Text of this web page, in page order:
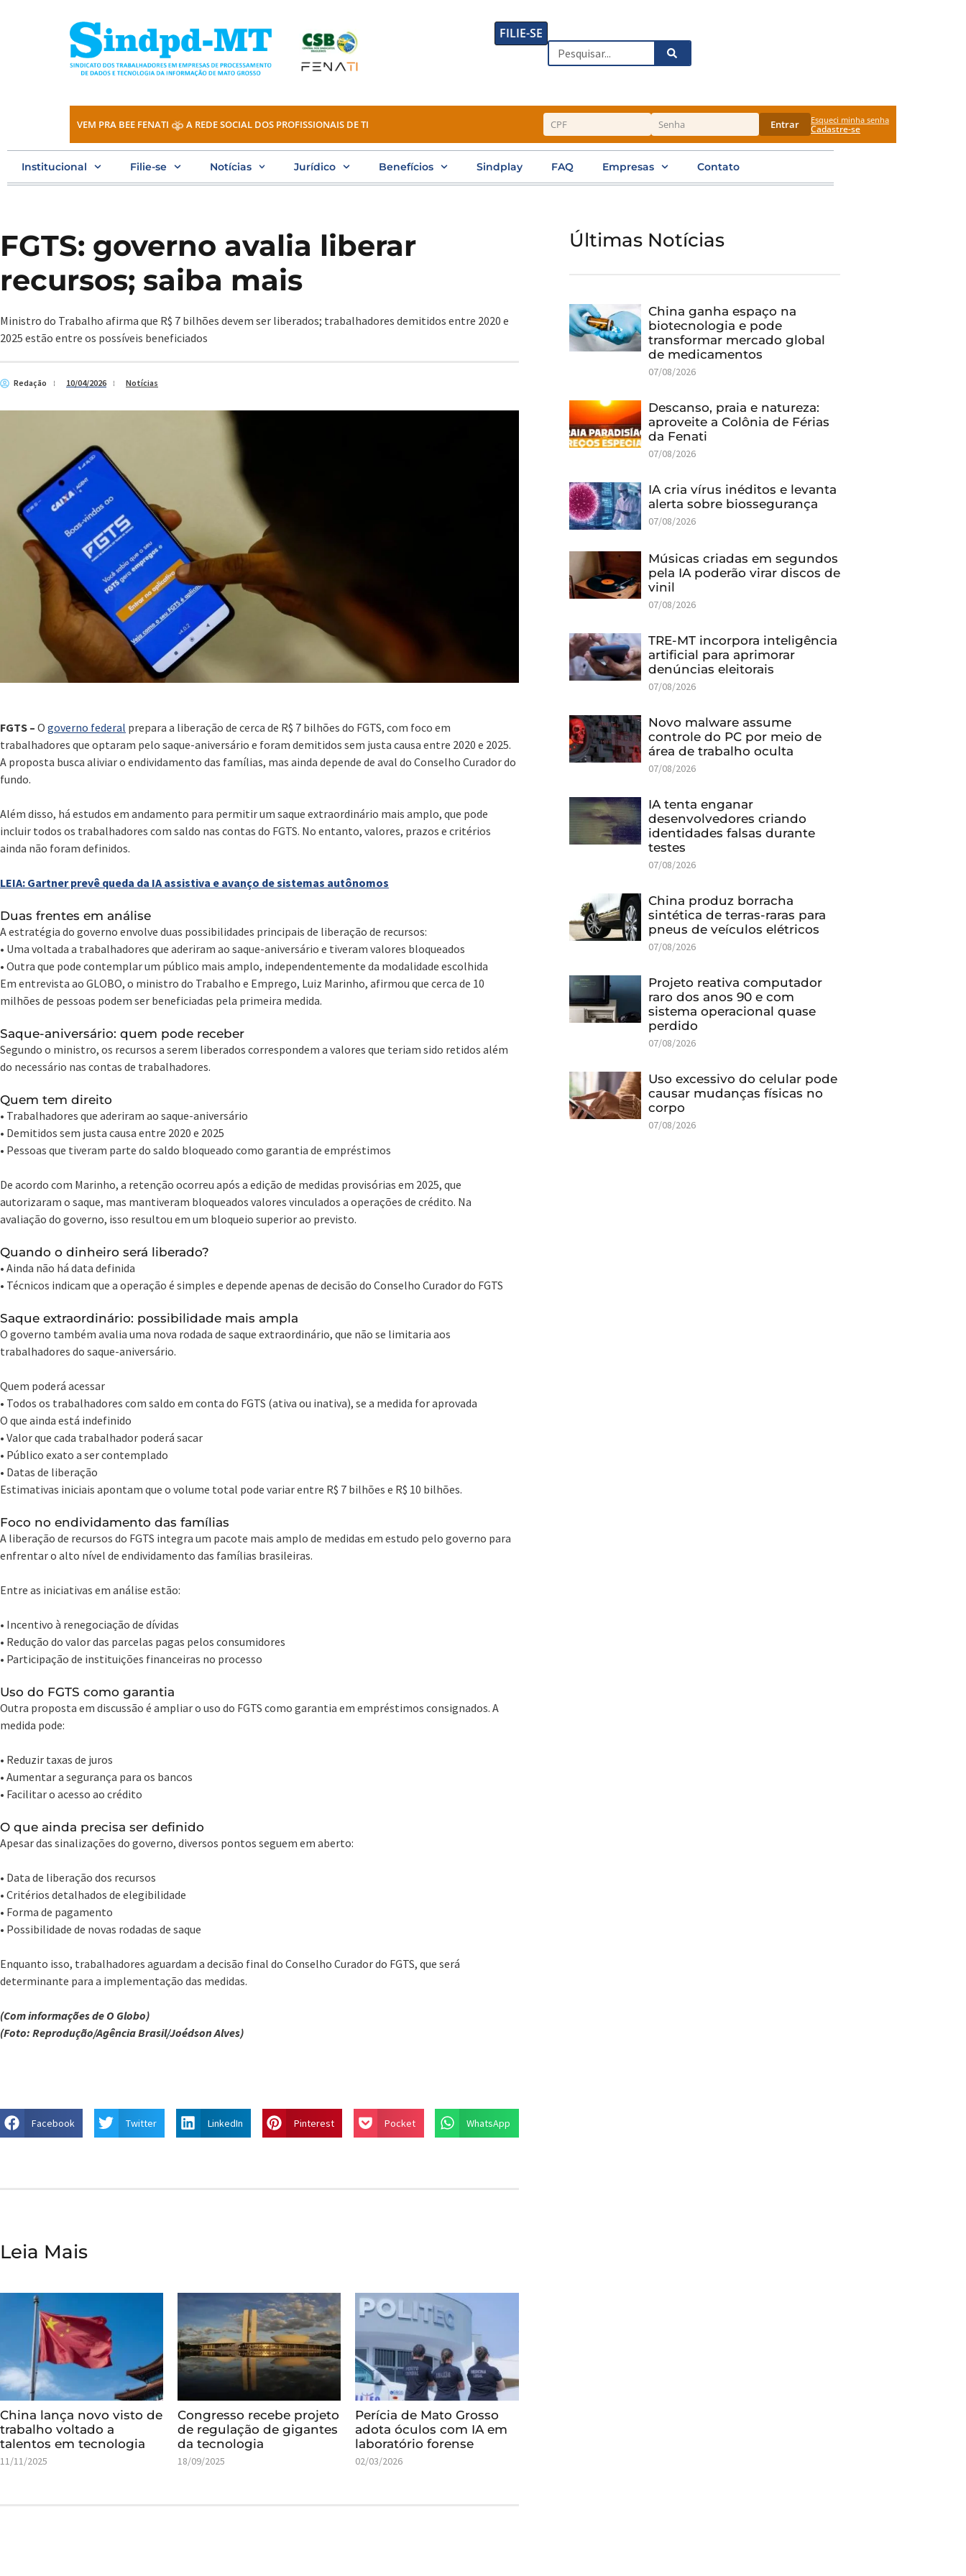
FILIE-SE
Search
VEM PRA BEE FENATI A REDE SOCIAL DOS PROFISSIONAIS DE TI Entrar Esqueci minha senha
Cadastre-se
Institucional Filie-se Notícias Jurídico Benefícios Sindplay FAQ Empresas Contato
FGTS: governo avalia liberar
recursos; saiba mais
Ministro do Trabalho afirma que R$ 7 bilhões devem ser liberados; trabalhadores demitidos entre 2020 e
2025 estão entre os possíveis beneficiados
Redação 10/04/2026 Notícias
FGTS – O governo federal prepara a liberação de cerca de R$ 7 bilhões do FGTS, com foco em
trabalhadores que optaram pelo saque-aniversário e foram demitidos sem justa causa entre 2020 e 2025.
A proposta busca aliviar o endividamento das famílias, mas ainda depende de aval do Conselho Curador do
fundo.
Além disso, há estudos em andamento para permitir um saque extraordinário mais amplo, que pode
incluir todos os trabalhadores com saldo nas contas do FGTS. No entanto, valores, prazos e critérios
ainda não foram definidos.
LEIA: Gartner prevê queda da IA assistiva e avanço de sistemas autônomos
Duas frentes em análise
A estratégia do governo envolve duas possibilidades principais de liberação de recursos:
• Uma voltada a trabalhadores que aderiram ao saque-aniversário e tiveram valores bloqueados
• Outra que pode contemplar um público mais amplo, independentemente da modalidade escolhida
Em entrevista ao GLOBO, o ministro do Trabalho e Emprego, Luiz Marinho, afirmou que cerca de 10
milhões de pessoas podem ser beneficiadas pela primeira medida.
Saque-aniversário: quem pode receber
Segundo o ministro, os recursos a serem liberados correspondem a valores que teriam sido retidos além
do necessário nas contas de trabalhadores.
Quem tem direito
• Trabalhadores que aderiram ao saque-aniversário
• Demitidos sem justa causa entre 2020 e 2025
• Pessoas que tiveram parte do saldo bloqueado como garantia de empréstimos
De acordo com Marinho, a retenção ocorreu após a edição de medidas provisórias em 2025, que
autorizaram o saque, mas mantiveram bloqueados valores vinculados a operações de crédito. Na
avaliação do governo, isso resultou em um bloqueio superior ao previsto.
Quando o dinheiro será liberado?
• Ainda não há data definida
• Técnicos indicam que a operação é simples e depende apenas de decisão do Conselho Curador do FGTS
Saque extraordinário: possibilidade mais ampla
O governo também avalia uma nova rodada de saque extraordinário, que não se limitaria aos
trabalhadores do saque-aniversário.
Quem poderá acessar
• Todos os trabalhadores com saldo em conta do FGTS (ativa ou inativa), se a medida for aprovada
O que ainda está indefinido
• Valor que cada trabalhador poderá sacar
• Público exato a ser contemplado
• Datas de liberação
Estimativas iniciais apontam que o volume total pode variar entre R$ 7 bilhões e R$ 10 bilhões.
Foco no endividamento das famílias
A liberação de recursos do FGTS integra um pacote mais amplo de medidas em estudo pelo governo para
enfrentar o alto nível de endividamento das famílias brasileiras.
Entre as iniciativas em análise estão:
• Incentivo à renegociação de dívidas
• Redução do valor das parcelas pagas pelos consumidores
• Participação de instituições financeiras no processo
Uso do FGTS como garantia
Outra proposta em discussão é ampliar o uso do FGTS como garantia em empréstimos consignados. A
medida pode:
• Reduzir taxas de juros
• Aumentar a segurança para os bancos
• Facilitar o acesso ao crédito
O que ainda precisa ser definido
Apesar das sinalizações do governo, diversos pontos seguem em aberto:
• Data de liberação dos recursos
• Critérios detalhados de elegibilidade
• Forma de pagamento
• Possibilidade de novas rodadas de saque
Enquanto isso, trabalhadores aguardam a decisão final do Conselho Curador do FGTS, que será
determinante para a implementação das medidas.
(Com informações de O Globo)
(Foto: Reprodução/Agência Brasil/Joédson Alves)
Facebook Twitter LinkedIn Pinterest Pocket WhatsApp
Leia Mais
China lança novo visto de
trabalho voltado a
talentos em tecnologia
11/11/2025
Congresso recebe projeto
de regulação de gigantes
da tecnologia
18/09/2025
Perícia de Mato Grosso
adota óculos com IA em
laboratório forense
02/03/2026
Últimas Notícias
China ganha espaço na
biotecnologia e pode
transformar mercado global
de medicamentos
07/08/2026
Descanso, praia e natureza:
aproveite a Colônia de Férias
da Fenati
07/08/2026
IA cria vírus inéditos e levanta
alerta sobre biossegurança
07/08/2026
Músicas criadas em segundos
pela IA poderão virar discos de
vinil
07/08/2026
TRE-MT incorpora inteligência
artificial para aprimorar
denúncias eleitorais
07/08/2026
Novo malware assume
controle do PC por meio de
área de trabalho oculta
07/08/2026
IA tenta enganar
desenvolvedores criando
identidades falsas durante
testes
07/08/2026
China produz borracha
sintética de terras-raras para
pneus de veículos elétricos
07/08/2026
Projeto reativa computador
raro dos anos 90 e com
sistema operacional quase
perdido
07/08/2026
Uso excessivo do celular pode
causar mudanças físicas no
corpo
07/08/2026